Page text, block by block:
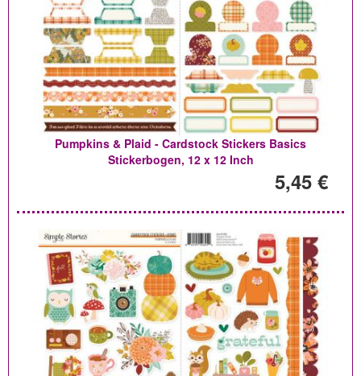
Pumpkins & Plaid - Cardstock Stickers Basics
Stickerbogen, 12 x 12 Inch
5,45 €